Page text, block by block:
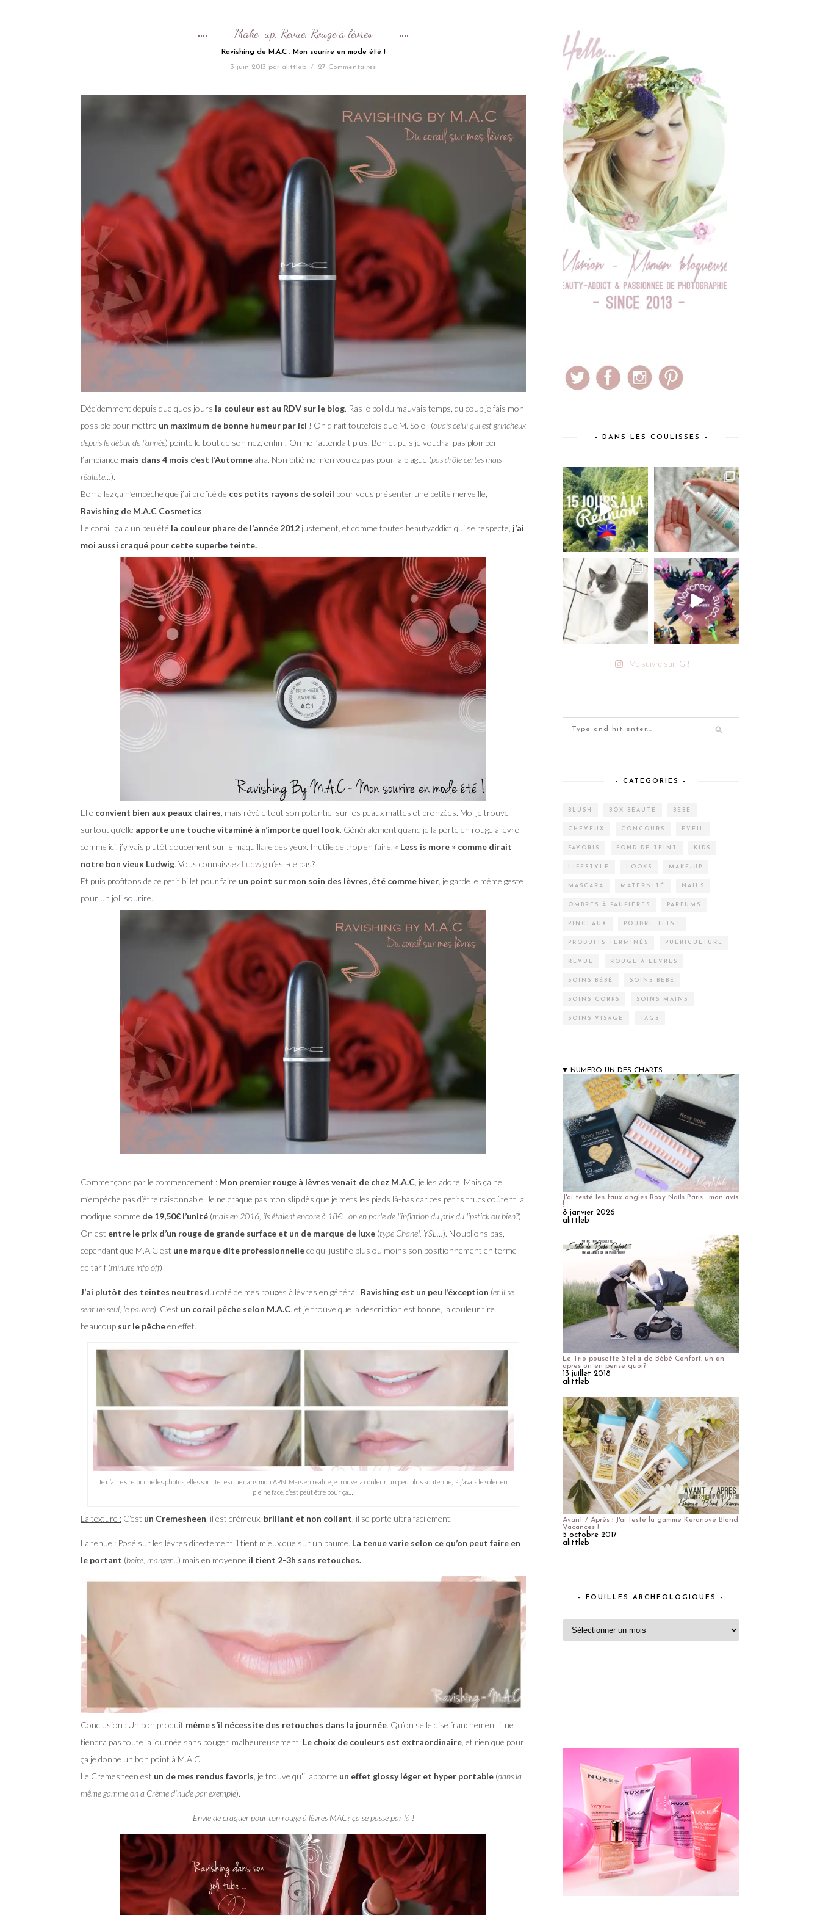
Make-up, Revue, Rouge à lèvres
Ravishing de M.A.C : Mon sourire en mode été !
3 juin 2013 par alittleb / 27 Commentaires
Décidemment depuis quelques jours la couleur est au RDV sur le blog. Ras le bol du mauvais temps, du coup je fais mon
possible pour mettre un maximum de bonne humeur par ici ! On dirait toutefois que M. Soleil (ouais celui qui est grincheux
depuis le début de l’année) pointe le bout de son nez, enfin ! On ne l’attendait plus. Bon et puis je voudrai pas plomber
l’ambiance mais dans 4 mois c’est l’Automne aha. Non pitié ne m’en voulez pas pour la blague (pas drôle certes mais
réaliste…).
Bon allez ça n’empèche que j’ai profité de ces petits rayons de soleil pour vous présenter une petite merveille,
Ravishing de M.A.C Cosmetics.
Le corail, ça a un peu été la couleur phare de l’année 2012 justement, et comme toutes beautyaddict qui se respecte, j’ai
moi aussi craqué pour cette superbe teinte.
Elle convient bien aux peaux claires , mais révèle tout son potentiel sur les peaux mattes et bronzées. Moi je trouve
surtout qu’elle apporte une touche vitaminé à n’importe quel look. Généralement quand je la porte en rouge à lèvre
comme ici, j’y vais plutôt doucement sur le maquillage des yeux. Inutile de trop en faire. « Less is more » comme dirait
notre bon vieux Ludwig. Vous connaissez Ludwig n’est-ce pas?
Et puis profitons de ce petit billet pour faire un point sur mon soin des lèvres, été comme hiver , je garde le même geste
pour un joli sourire.
Commençons par le commencement : Mon premier rouge à lèvres venait de chez M.A.C , je les adore. Mais ça ne
m’empèche pas d’être raisonnable. Je ne craque pas mon slip dès que je mets les pieds là-bas car ces petits trucs coûtent la
modique somme de 19,50€ l’unité (mais en 2016, ils étaient encore à 18€…on en parle de l’inflation du prix du lipstick ou bien?).
On est entre le prix d’un rouge de grande surface et un de marque de luxe (type Chanel, YSL…). N’oublions pas,
cependant que M.A.C est une marque dite professionnellece qui justifie plus ou moins son positionnement en terme
de tarif (minute info off)
J’ai plutôt des teintes neutres du coté de mes rouges à lèvres en général, Ravishing est un peu l’éxception (et il se
sent un seul, le pauvre). C’est un corail pêche selon M.A.C. et je trouve que la description est bonne, la couleur tire
beaucoup sur le pêcheen effet.
Je n’ai pas retouché les photos, elles sont telles que dans mon APN. Mais en réalité je trouve la couleur un peu plus soutenue, là j’avais le soleil en
pleine face, c’est peut être pour ça…
La texture : C’est un Cremesheen , il est crèmeux, brillant et non collant , il se porte ultra facilement.
La tenue : Posé sur les lèvres directement il tient mieux que sur un baume. La tenue varie selon ce qu’on peut faire en
le portant (boire, manger…) mais en moyenne il tient 2-3h sans retouches.
Conclusion : Un bon produit même s’il nécessite des retouches dans la journée. Qu’on se le dise franchement il ne
tiendra pas toute la journée sans bouger, malheureusement. Le choix de couleurs est extraordinaire , et rien que pour
ça je donne un bon point à M.A.C.
Le Cremesheen est un de mes rendus favoris , je trouve qu’il apporte un effet glossy léger et hyper portable (dans la
même gamme on a Crème d’nude par exemple).
Envie de craquer pour ton rouge à lèvres MAC? ça se passe par là !
– DANS LES COULISSES –
Me suivre sur IG !
– CATEGORIES –
BLUSH BOX BEAUTÉ BÉBÉ
CHEVEUX CONCOURS EVEIL
FAVORIS FOND DE TEINT KIDS
LIFESTYLE LOOKS MAKE-UP
MASCARA MATERNITÉ NAILS
OMBRES À PAUPIÈRES PARFUMS
PINCEAUX POUDRE TEINT
PRODUITS TERMINÉS PUÉRICULTURE
REVUE ROUGE À LÈVRES
SOINS BÉBÉ SOINS BÉBÉ
SOINS CORPS SOINS MAINS
SOINS VISAGE TAGS
NUMERO UN DES CHARTS
J'ai testé les faux ongles Roxy Nails Paris : mon avis
!
8 janvier 2026
alittleb
Le Trio-pousette Stella de Bébé Confort, un an
après on en pense quoi?
13 juillet 2018
alittleb
Avant / Après : J'ai testé la gamme Keranove Blond
Vacances !
5 octobre 2017
alittleb
– FOUILLES ARCHEOLOGIQUES –